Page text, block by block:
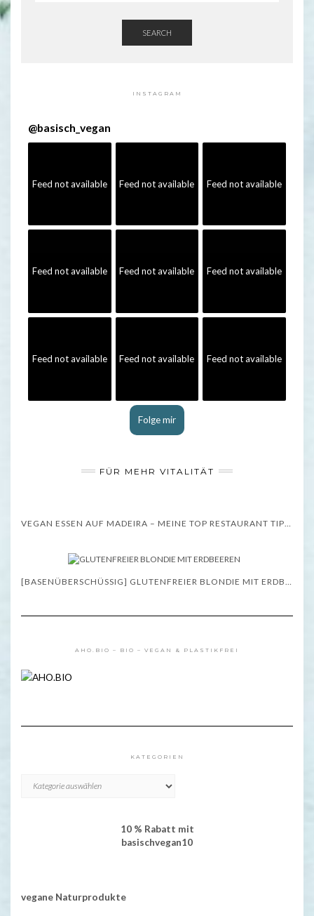
SEARCH
INSTAGRAM
@basisch_vegan
Feed not available Feed not available Feed not available
Feed not available Feed not available Feed not available
Feed not available Feed not available Feed not available
Folge mir
FÜR MEHR VITALITÄT
[BASENÜBERSCHÜSSIG] GLUTENFREIER BLONDIE MIT ERDBEEREN – REZEPT
AHO.BIO – BIO – VEGAN & PLASTIKFREI
KATEGORIEN
10 % Rabatt mit
basischvegan10
vegane Naturprodukte